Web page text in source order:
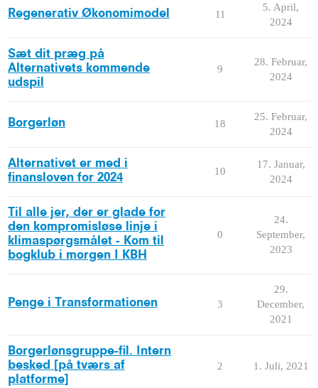
Regenerativ Økonomimodel 11
5. April,
2024
Sæt dit præg på
Alternativets kommende
udspil
9
28. Februar,
2024
Borgerløn 18
25. Februar,
2024
Alternativet er med i
finansloven for 2024
10
17. Januar,
2024
Til alle jer, der er glade for
den kompromisløse linje i
klimaspørgsmålet - Kom til
bogklub i morgen I KBH
0
24.
September,
2023
Penge i Transformationen 3
29.
December,
2021
Borgerlønsgruppe-fil. Intern
besked [på tværs af
platforme]
2 1. Juli, 2021